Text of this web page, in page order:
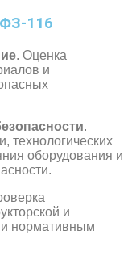
116
. Оценка
и
.
технологических
оборудования и
и
нормативным